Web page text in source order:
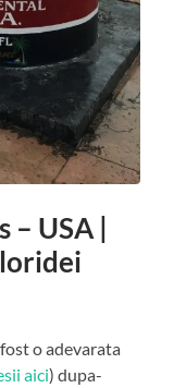
– USA |
o adevarata
aici) dupa-